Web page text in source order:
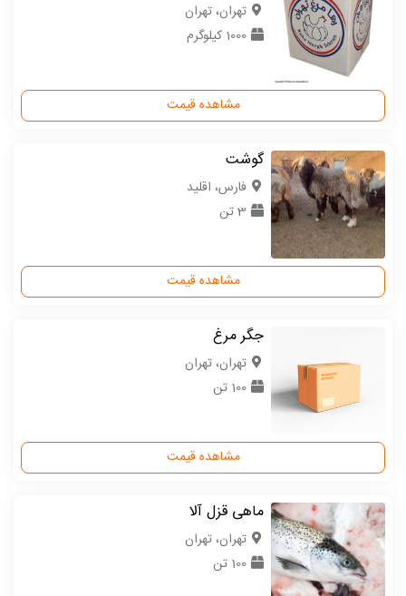
تهران، تهران
1000 کیلوگرم
مشاهده قیمت
گوشت
فارس، اقلید
3 تن
مشاهده قیمت
جگر مرغ
تهران، تهران
100 تن
مشاهده قیمت
ماهی قزل آلا
تهران، تهران
100 تن